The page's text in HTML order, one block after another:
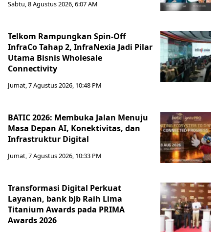
Sabtu, 8 Agustus 2026, 6:07 AM
Telkom Rampungkan Spin-Off
InfraCo Tahap 2, InfraNexia Jadi Pilar
Utama Bisnis Wholesale
Connectivity
Jumat, 7 Agustus 2026, 10:48 PM
BATIC 2026: Membuka Jalan Menuju
Masa Depan AI, Konektivitas, dan
Infrastruktur Digital
Jumat, 7 Agustus 2026, 10:33 PM
Transformasi Digital Perkuat
Layanan, bank bjb Raih Lima
Titanium Awards pada PRIMA
Awards 2026